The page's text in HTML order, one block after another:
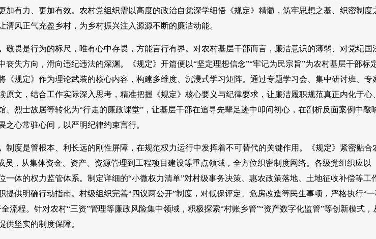
加有力、更加有效。农村党组织需以高度的政治自觉深学细悟《规定》精髓，筑牢思想之基、织密制度
风正气充盈乡村，为乡村振兴注入源源不断的廉洁动能。
敬畏是行为的标尺，唯有心中存畏，方能言行有界。对农村基层干部而言，廉洁意识的薄弱、对党纪国
失方向，滑向违纪违法的深渊。《规定》开篇便以“坚定理想信念”“牢记为民宗旨”为农村基层干部标
《规定》作为理论武装的核心内容，构建多维度、沉浸式学习矩阵。通过专题学习会、集中研讨班、专
原文，结合工作实际深入思考，精准把握《规定》核心要义与纪律要求，让廉洁履职规范真正内化于心
、烈士故居等转化为“行走的廉政课堂”，让基层干部在追寻先辈足迹中叩问初心，在剖析反面案例中敲
心常驻心间，以严明纪律约束言行。
制度是管根本、利长远的刚性屏障，在规范权力运行中发挥着不可替代的关键作用。《规定》紧密贴合
员，从集体资金、资产、资源管理到工程项目建设等重点领域，全方位织密制度网络。各级党组织应以
一体的权力监管体系。制定详细的“小微权力清单”对村级事务决策、惠农政策落地、土地征收补偿等工
供明确行动指南。村级组织完善“四议两公开”制度，对低保评定、危房改造等民生事项，严格执行“
流程。针对农村“三资”管理等廉政风险集中领域，积极探索“村账乡管”“资产数字化监管”等创新模式，
供坚实的制度保障。